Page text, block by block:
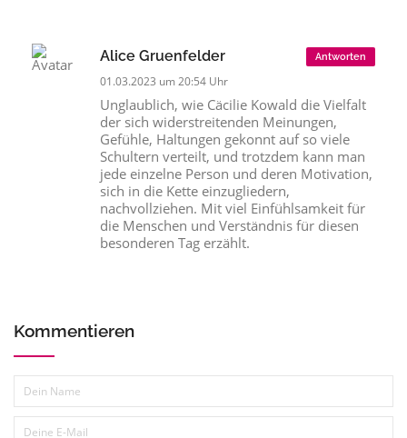
Alice Gruenfelder
01.03.2023 um 20:54 Uhr
Unglaublich, wie Cäcilie Kowald die Vielfalt
der sich widerstreitenden Meinungen,
Gefühle, Haltungen gekonnt auf so viele
Schultern verteilt, und trotzdem kann man
jede einzelne Person und deren Motivation,
sich in die Kette einzugliedern,
nachvollziehen. Mit viel Einfühlsamkeit für
die Menschen und Verständnis für diesen
besonderen Tag erzählt.
Antworten
Kommentieren